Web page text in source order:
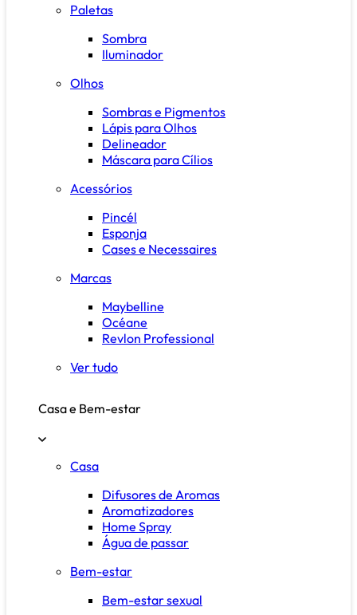
Paletas
Sombra
Iluminador
Olhos
Sombras e Pigmentos
Lápis para Olhos
Delineador
Máscara para Cílios
Acessórios
Pincél
Esponja
Cases e Necessaires
Marcas
Maybelline
Océane
Revlon Professional
Ver tudo
Casa e Bem-estar
Casa
Difusores de Aromas
Aromatizadores
Home Spray
Água de passar
Bem-estar
Bem-estar sexual